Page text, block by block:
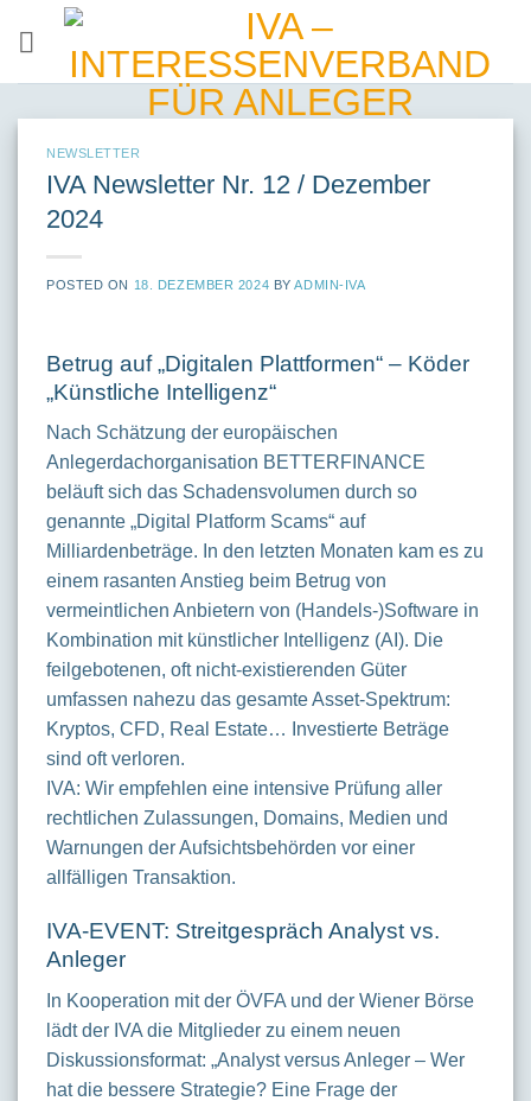
NEWSLETTER
IVA Newsletter Nr. 12 / Dezember
2024
POSTED ON 18. DEZEMBER 2024 BYADMIN-IVA
Betrug auf „Digitalen Plattformen“ – Köder
„Künstliche Intelligenz“
Nach Schätzung der europäischen
Anlegerdachorganisation BETTERFINANCE
beläuft sich das Schadensvolumen durch so
genannte „Digital Platform Scams“ auf
Milliardenbeträge. In den letzten Monaten kam es zu
einem rasanten Anstieg beim Betrug von
vermeintlichen Anbietern von (Handels-)Software in
Kombination mit künstlicher Intelligenz (AI). Die
feilgebotenen, oft nicht-existierenden Güter
umfassen nahezu das gesamte Asset-Spektrum:
Kryptos, CFD, Real Estate… Investierte Beträge
sind oft verloren.
IVA: Wir empfehlen eine intensive Prüfung aller
rechtlichen Zulassungen, Domains, Medien und
Warnungen der Aufsichtsbehörden vor einer
allfälligen Transaktion.
IVA-EVENT: Streitgespräch Analyst vs.
Anleger
In Kooperation mit der ÖVFA und der Wiener Börse
lädt der IVA die Mitglieder zu einem neuen
Diskussionsformat: „Analyst versus Anleger – Wer
hat die bessere Strategie? Eine Frage der